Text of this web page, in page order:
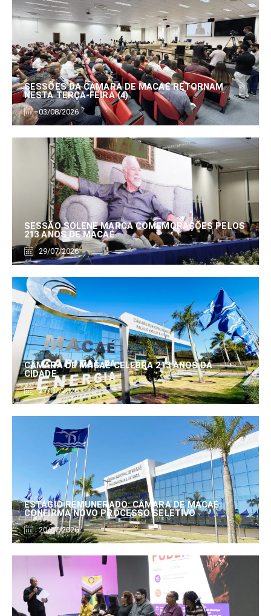
SESSÕES DA CÂMARA DE MACAÉ RETORNAM
NESTA TERÇA-FEIRA (4)
03/08/2026
SESSÃO SOLENE MARCA COMEMORAÇÕES PELOS
213 ANOS DE MACAÉ
29/07/2026
CÂMARA DE MACAÉ CELEBRA 213 ANOS DA
CIDADE
27/07/2026
ESTÁGIO REMUNERADO: CÂMARA DE MACAÉ
CONFIRMA NOVO PROCESSO SELETIVO
20/07/2026